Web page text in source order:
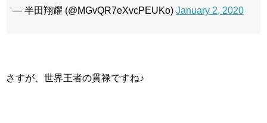
— 半田翔耀 (@MGvQR7eXvcPEUKo) January 2, 2020
さすが、世界王者の貫禄ですね♪